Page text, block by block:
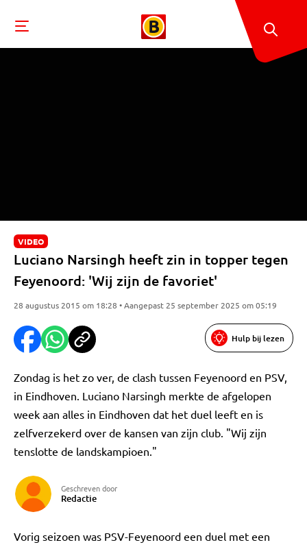
VIDEO
Luciano Narsingh heeft zin in topper tegen
Feyenoord: 'Wij zijn de favoriet'
28 augustus 2015 om 18:28 • Aangepast 25 september 2025 om 05:19
Hulp bij lezen
Zondag is het zo ver, de clash tussen Feyenoord en PSV,
in Eindhoven. Luciano Narsingh merkte de afgelopen
week aan alles in Eindhoven dat het duel leeft en is
zelfverzekerd over de kansen van zijn club. "Wij zijn
tenslotte de landskampioen."
Geschreven door
Redactie
Vorig seizoen was PSV-Feyenoord een duel met een